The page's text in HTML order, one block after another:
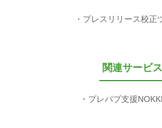
プレスリリース校正
関連サービス
プレパブ支援